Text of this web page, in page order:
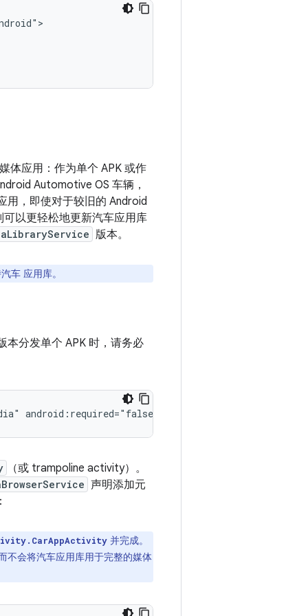
体应用：作为单个 APK 或作
Automotive OS 车辆，
用，即使对于较旧的 Android
以更轻松地更新汽车应用库
版本。
车 应用库。
本分发单个 APK 时，请务必
（或 trampoline activity）。
声明添加元
并完成。
不会将汽车应用库用于完整的媒体